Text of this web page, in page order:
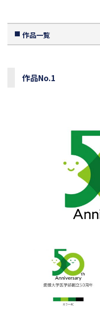
作品一覧
作品No.1